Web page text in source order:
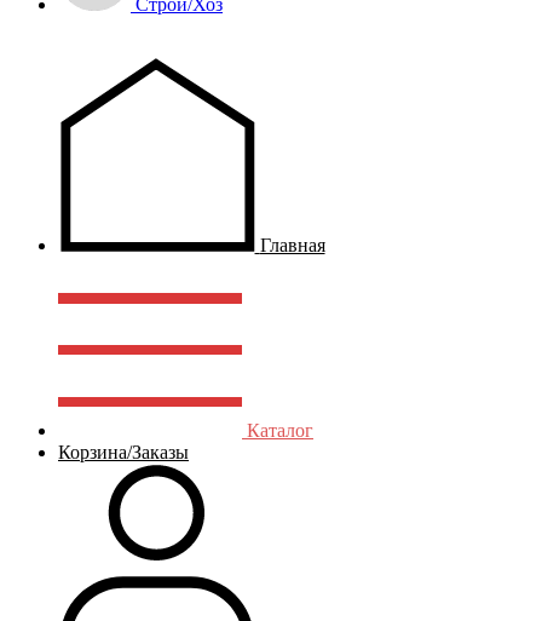
Строй/Хоз
Главная
Каталог
Корзина/Заказы